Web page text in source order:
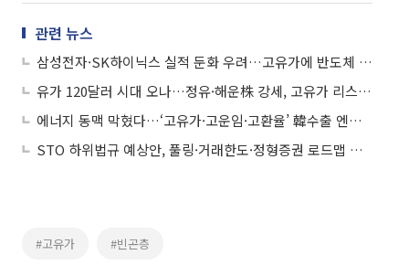
관련 뉴스
삼성전자·SK하이닉스 실적 둔화 우려…고유가에 반도체 부담 커지나
유가 120달러 시대 오나…정유·해운株 강세, 고유가 리스크는 부담
에너지 동맥 막혔다…‘고유가·고운임·고환율’ 韓수출 엔진 초비상
STO 하위법규 예상안, 풀링·거래한도·정형증권 로드맵 제시
#고유가 #빈곤층